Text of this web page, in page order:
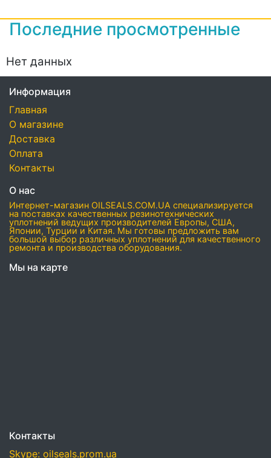
Последние просмотренные
Нет данных
Информация
Главная
О магазине
Доставка
Оплата
Контакты
О нас
Интернет-магазин OILSEALS.COM.UA специализируется
на поставках качественных резинотехнических
уплотнений ведущих производителей Европы, США,
Японии, Турции и Китая. Мы готовы предложить вам
большой выбор различных уплотнений для качественного
ремонта и производства оборудования.
Мы на карте
Контакты
Skype: oilseals.prom.ua